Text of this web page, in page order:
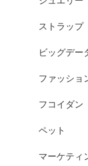
ストラップ
ビッグデー
ファッショ
フコイダン
ペット
マーケティ